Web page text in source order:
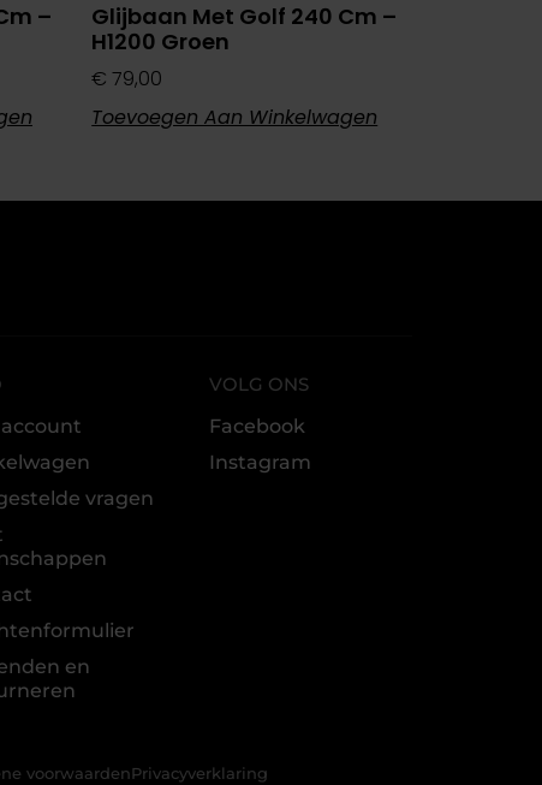
–
Glijbaan Met Golf 240 Cm –
H1200 Groen
€ 79,00
Toevoegen Aan Winkelwagen
vragen
en
VOLG ONS
Facebook
Instagram
voorwaardenPrivacyverklaring